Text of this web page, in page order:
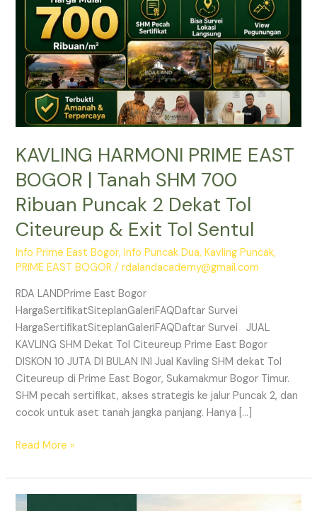
KAVLING HARMONI PRIME EAST
BOGOR | Tanah SHM 700
Ribuan Puncak 2 Dekat Tol
Citeureup & Exit Tol Sentul
Info Prime East Bogor,Info Puncak Dua,Kavling Puncak,
PRIME EAST BOGOR /rdalandacademy@gmail.com
RDA LANDPrime East Bogor
HargaSertifikatSiteplanGaleriFAQDaftar Survei
HargaSertifikatSiteplanGaleriFAQDaftar Survei JUAL
KAVLING SHM Dekat Tol Citeureup Prime East Bogor
DISKON 10 JUTA DI BULAN INI Jual Kavling SHM dekat Tol
Citeureup di Prime East Bogor, Sukamakmur Bogor Timur.
SHM pecah sertifikat, akses strategis ke jalur Puncak 2, dan
cocok untuk aset tanah jangka panjang. Hanya […]
Tanah
700
Ribuan
Puncak
Dekat
Citeureup
Exit
Tol
Read More »
HARMONI